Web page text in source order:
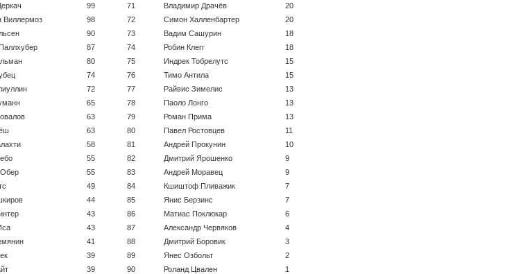
99
Виллермоз
98
90
87
80
74
72
65
63
63
58
55
Обер
55
49
44
43
43
41
39
39
71
Владимир Драчёв
20
72
Симон Халленбартер
20
73
Вадим Сашурин
18
74
Робин Клегг
18
75
Индрек Тобрелутс
15
76
Тимо Антила
15
77
Райвис Зимелис
13
78
Паоло Лонго
13
79
Роман Прима
13
80
Павел Ростовцев
11
81
Андрей Прокунин
10
82
Дмитрий Ярошенко
9
83
Андрей Моравец
9
84
Кшиштоф Пливажик
7
85
Янис Берзинс
7
86
Матиас Поклюкар
6
87
Александр Червяков
4
88
Дмитрий Боровик
3
89
Янес Озбольт
2
90
Роланд Цвален
1